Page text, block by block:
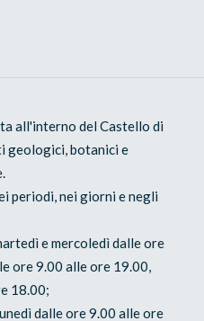
all'interno del Castello di
geologici, botanici e
periodi, nei giorni e negli
e mercoledì dalle ore
ore 9.00 alle ore 19.00,
18.00;
dalle ore 9.00 alle ore